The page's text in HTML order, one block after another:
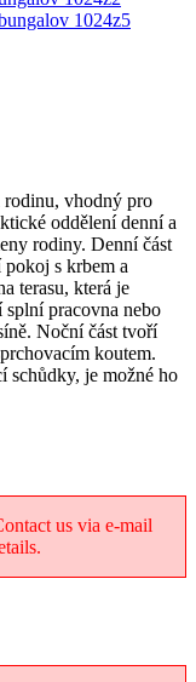
vhodný pro
oddělení denní a
rodiny. Denní část
s krbem a
terasu, která je
splní pracovna nebo
Noční část tvoří
koutem.
schůdky, je možné ho
us via e-mail